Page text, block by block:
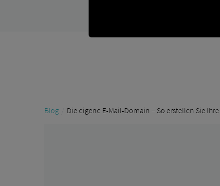
Blog Die eigene E-Mail-Domain – So erstellen Sie